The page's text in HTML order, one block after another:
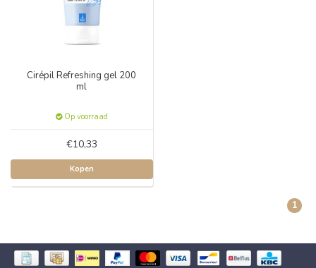
Cirépil Refreshing gel 200
ml
Op voorraad
€10,33
Kopen
1